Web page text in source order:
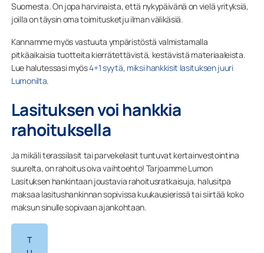
Suomesta. On jopa harvinaista, että nykypäivänä on vielä yrityksiä,
joilla on täysin oma toimitusketju ilman välikäsiä.
Kannamme myös vastuuta ympäristöstä valmistamalla
pitkäaikaisia tuotteita kierrätettävistä, kestävistä materiaaleista.
Lue halutessasi myös4+1 syytä, miksi hankkisit lasituksen juuri
Lumonilta.
Lasituksen voi hankkia
rahoituksella
Ja mikäli terassilasit tai parvekelasit tuntuvat kertainvestointina
suurelta, on rahoitus oiva vaihtoehto! Tarjoamme Lumon
Lasituksen hankintaan joustavia rahoitusratkaisuja, halusitpa
maksaa lasitushankinnan sopivissa kuukausierissä tai siirtää koko
maksun sinulle sopivaan ajankohtaan.
T